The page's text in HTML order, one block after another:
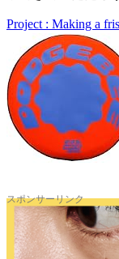
Project : Making a